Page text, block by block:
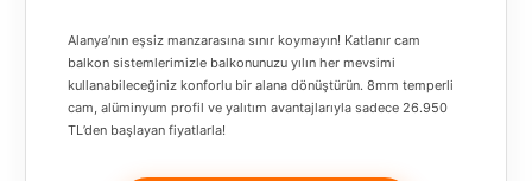
Alanya’nın eşsiz manzarasına sınır koymayın! Katlanır cam
balkon sistemlerimizle balkonunuzu yılın her mevsimi
kullanabileceğiniz konforlu bir alana dönüştürün. 8mm temperli
cam, alüminyum profil ve yalıtım avantajlarıyla sadece 26.950
TL’den başlayan fiyatlarla!
Banja
Luka
Bingöl